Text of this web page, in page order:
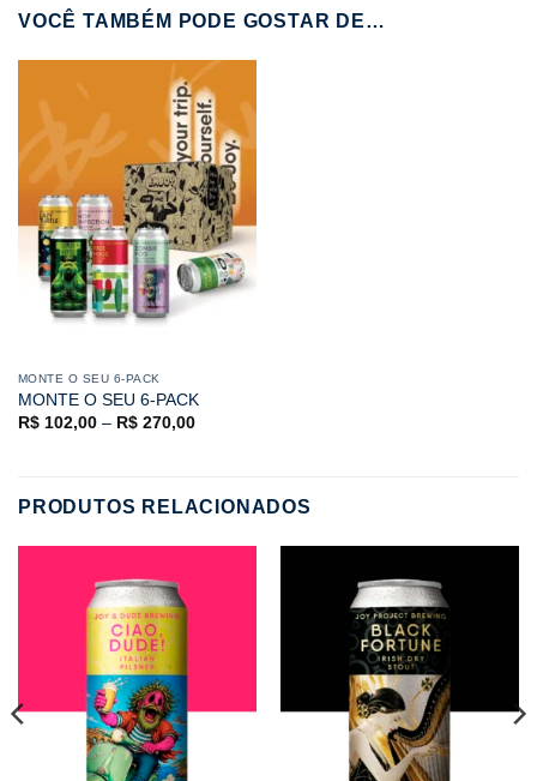
VOCÊ TAMBÉM PODE GOSTAR DE…
MONTE O SEU 6-PACK
MONTE O SEU 6-PACK
R$102,00– R$270,00
PRODUTOS RELACIONADOS